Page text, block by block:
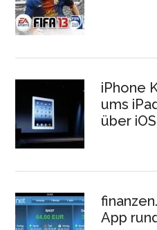
iPhone
ums
über
App